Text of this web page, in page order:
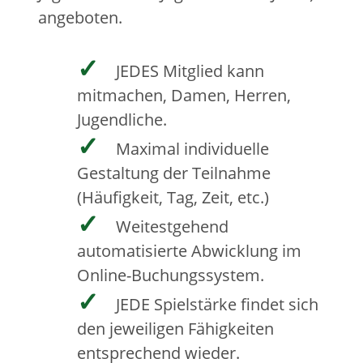
angeboten.
JEDES Mitglied kann
mitmachen, Damen, Herren,
Jugendliche.
Maximal individuelle
Gestaltung der Teilnahme
(Häufigkeit, Tag, Zeit, etc.)
Weitestgehend
automatisierte Abwicklung im
Online-Buchungssystem.
JEDE Spielstärke findet sich
den jeweiligen Fähigkeiten
entsprechend wieder.